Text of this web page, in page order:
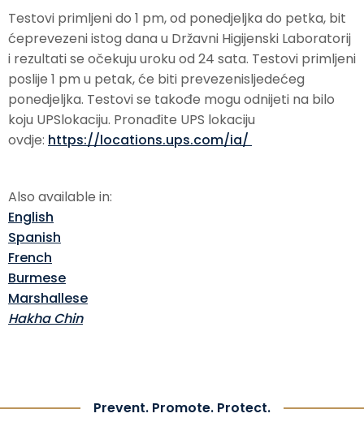
Testovi primljeni do 1 pm, od ponedjeljka do petka, bit
ćeprevezeni istog dana u Državni Higijenski Laboratorij
i rezultati se očekuju uroku od 24 sata. Testovi primljeni
poslije 1 pm u petak, će biti prevezenisljedećeg
ponedjeljka. Testovi se takođe mogu odnijeti na bilo
koju UPSlokaciju. Pronađite UPS lokaciju
ovdje: https://locations.ups.com/ia/
Also available in:
English
Spanish
French
Burmese
Marshallese
Hakha Chin
Prevent. Promote. Protect.